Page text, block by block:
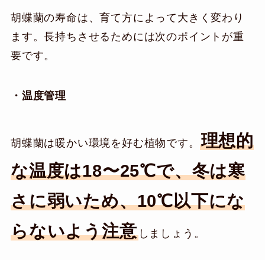
胡蝶蘭の寿命は、育て方によって大きく変わり
ます。長持ちさせるためには次のポイントが重
要です。
・温度管理
胡蝶蘭は暖かい環境を好む植物です。 理想的
な温度は18〜25℃で、冬は寒
さに弱いため、10℃以下にな
らないよう注意しましょう。